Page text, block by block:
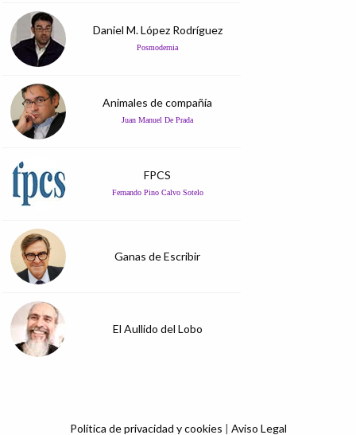
Daniel M. López Rodríguez
Posmodernia
Animales de compañía
Juan Manuel De Prada
FPCS
Fernando Pino Calvo Sotelo
Ganas de Escribir
El Aullido del Lobo
Política de privacidad y cookies | Aviso Legal